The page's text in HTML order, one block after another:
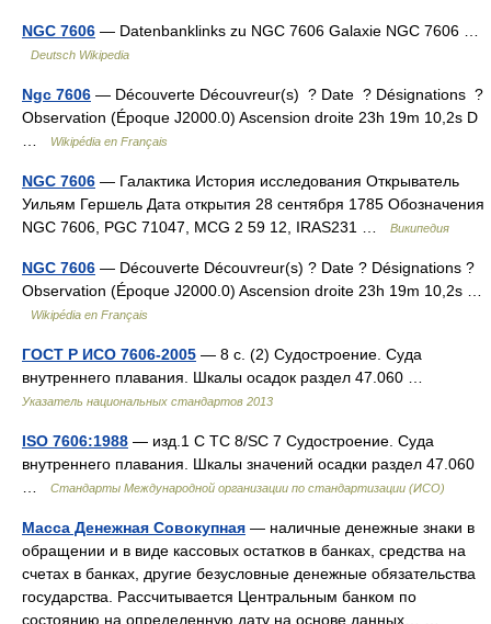
NGC 7606 — Datenbanklinks zu NGC 7606 Galaxie NGC 7606 …
Deutsch Wikipedia
Ngc 7606 — Découverte Découvreur(s) ? Date ? Désignations ?
Observation (Époque J2000.0) Ascension droite 23h 19m 10,2s D
Wikipédia en Français
NGC 7606 — Галактика История исследования Открыватель
Уильям Гершель Дата открытия 28 сентября 1785 Обозначения
NGC 7606, PGC 71047, MCG 2 59 12, IRAS231 …
Википедия
NGC 7606 — Découverte Découvreur(s) ? Date ? Désignations ?
Observation (Époque J2000.0) Ascension droite 23h 19m 10,2s …
Wikipédia en Français
ГОСТ Р ИСО 7606-2005 — 8 с. (2) Судостроение. Суда
внутреннего плавания. Шкалы осадок раздел 47.060 …
Указатель национальных стандартов 2013
ISO 7606:1988 — изд.1 C TC 8/SC 7 Судостроение. Суда
внутреннего плавания. Шкалы значений осадки раздел 47.060
Стандарты Международной организации по стандартизации (ИСО)
Масса Денежная Совокупная — наличные денежные знаки в
обращении и в виде кассовых остатков в банках, средства на
счетах в банках, другие безусловные денежные обязательства
государства. Рассчитывается Центральным банком по
состоянию на определенную дату на основе данных… …